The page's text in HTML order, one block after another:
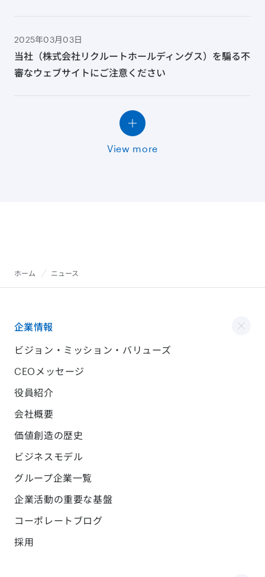
2025年03月03日
当社（株式会社リクルートホールディングス）を騙る不
審なウェブサイトにご注意ください
View more
ホーム ニュース
企業情報
ビジョン・ミッション・バリューズ
CEOメッセージ
役員紹介
会社概要
価値創造の歴史
ビジネスモデル
グループ企業一覧
企業活動の重要な基盤
コーポレートブログ
採用